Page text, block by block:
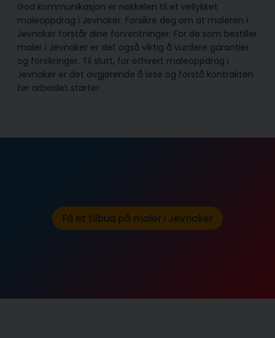
God kommunikasjon er nøkkelen til et vellykket
maleoppdrag i Jevnaker. Forsikre deg om at maleren i
Jevnaker forstår dine forventninger. For de som bestiller
maler i Jevnaker er det også viktig å vurdere garantier
og forsikringer. Til slutt, for ethvert maleoppdrag i
Jevnaker er det avgjørende å lese og forstå kontrakten
før arbeidet starter.
Få et tilbud på maler i Jevnaker